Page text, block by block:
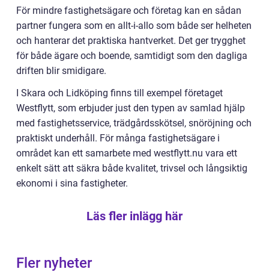
För mindre fastighetsägare och företag kan en sådan
partner fungera som en allt-i-allo som både ser helheten
och hanterar det praktiska hantverket. Det ger trygghet
för både ägare och boende, samtidigt som den dagliga
driften blir smidigare.
I Skara och Lidköping finns till exempel företaget
Westflytt, som erbjuder just den typen av samlad hjälp
med fastighetsservice, trädgårdsskötsel, snöröjning och
praktiskt underhåll. För många fastighetsägare i
området kan ett samarbete med westflytt.nu vara ett
enkelt sätt att säkra både kvalitet, trivsel och långsiktig
ekonomi i sina fastigheter.
Läs fler inlägg här
Fler nyheter